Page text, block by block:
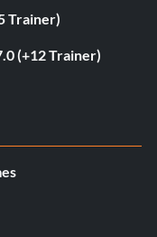
Trainer)
(+12 Trainer)